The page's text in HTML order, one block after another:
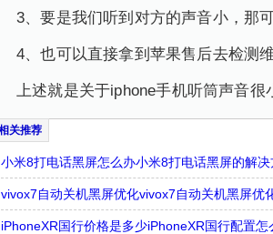
3、要是我们听到对方的声音小，那
4、也可以直接拿到苹果售后去检测维
上述就是关于iphone手机听筒声音很
小米8打电话黑屏怎么办小米8打电话黑屏的解决
vivox7自动关机黑屏优化vivox7自动关机黑屏优
iPhoneXR国行价格是多少iPhoneXR国行配置怎